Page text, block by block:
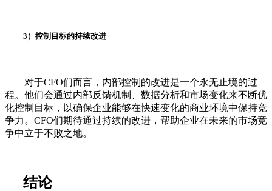
3）控制目标的持续改进
对于CFO们而言，内部控制的改进是一个永无止境的过
程。他们会通过内部反馈机制、数据分析和市场变化来不断优
化控制目标，以确保企业能够在快速变化的商业环境中保持竞
争力。CFO们期待通过持续的改进，帮助企业在未来的市场竞
争中立于不败之地。
结论